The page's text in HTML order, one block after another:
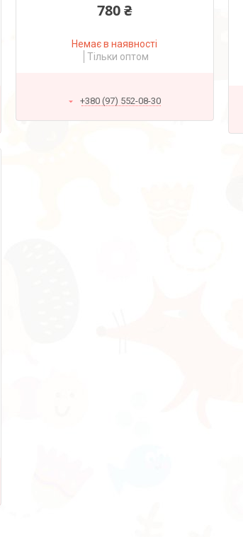
780 ₴
Немає в наявності
Тільки оптом
+380 (97) 552-08-30